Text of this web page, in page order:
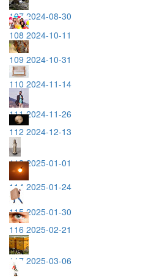
107 2024-08-30
108 2024-10-11
109 2024-10-31
110 2024-11-14
111 2024-11-26
112 2024-12-13
113 2025-01-01
114 2025-01-24
115 2025-01-30
116 2025-02-21
117 2025-03-06